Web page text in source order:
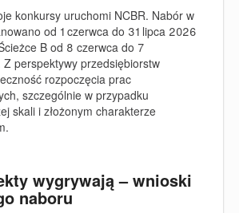
konkursy uruchomi NCBR. Nabór w
od 1 czerwca do 31 lipca 2026
B od 8 czerwca do 7
perspektywy przedsiębiorstw
rozpoczęcia prac
szczególnie w przypadku
skali i złożonym charakterze
wygrywają – wnioski
naboru